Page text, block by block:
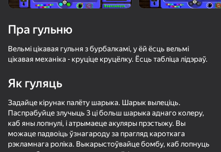
50+ лепшых гульняў, у якія гуляюць
нават тыя, хто «не гуляе»
Ускользни от Лазера Bubble Pop Master - Bubble Shoot
71
Бабл Шутер 247
77
Пра гульню
Вельмі цікавая гульня з бурбалкамі, у ёй ёсць вельмі
цікавая механіка - круціце круцёлку. Ёсць табліца лідэраў.
Як гуляць
Задайце кірунак палёту шарыка. Шарык вылеціць.
Паспрабуйце злучыць 3 ці больш шарыка аднаго колеру,
каб яны лопнулі, і атрымаеце акуляры прэстыжу. Вы
можаце падвоіць ўзнагароду за прагляд кароткага
рэкламнага роліка. Выкарыстоўвайце бомбу, каб лопнуць